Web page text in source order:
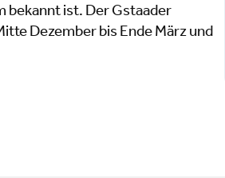
bekannt ist. Der Gstaader
Dezember bis Ende März und